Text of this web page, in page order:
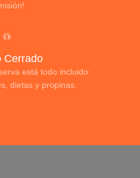
Cerrado
está todo incluido:
dietas y propinas.